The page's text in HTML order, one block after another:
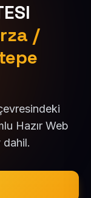
/
Hazır Web